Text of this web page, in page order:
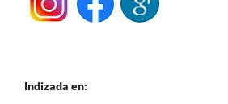
Indizada en: